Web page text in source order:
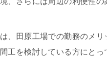
、田原工場での勤務のメ
工を検討している方にと